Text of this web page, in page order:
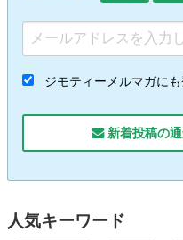
ジモティーメルマガに
新着投稿の
人気キーワード